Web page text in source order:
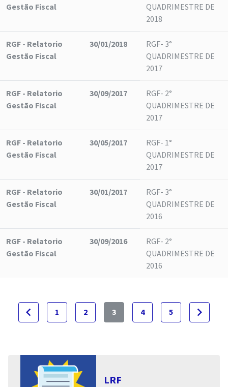
Gestão Fiscal
QUADRIMESTRE DE
2018
RGF - Relatorio
Gestão Fiscal
30/01/2018
RGF- 3°
QUADRIMESTRE DE
2017
RGF - Relatorio
Gestão Fiscal
30/09/2017
RGF- 2°
QUADRIMESTRE DE
2017
RGF - Relatorio
Gestão Fiscal
30/05/2017
RGF- 1°
QUADRIMESTRE DE
2017
RGF - Relatorio
Gestão Fiscal
30/01/2017
RGF- 3°
QUADRIMESTRE DE
2016
RGF - Relatorio
Gestão Fiscal
30/09/2016
RGF- 2°
QUADRIMESTRE DE
2016
navigate_before 1 2 3 4 5 navigate_next
LRF